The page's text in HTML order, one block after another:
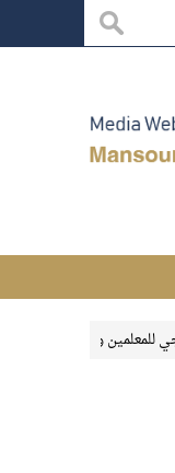
والمعلمات